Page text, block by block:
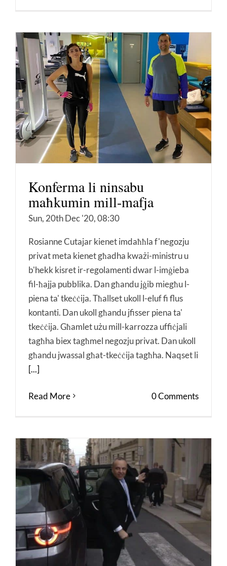
Konferma li ninsabu
maħkumin mill-mafja
Sun, 20th Dec '20, 08:30
Rosianne Cutajar kienet imdaħħla f'negozju
privat meta kienet għadha kważi-ministru u
b'hekk kisret ir-regolamenti dwar l-imġieba
fil-ħajja pubblika. Dan għandu jġib miegħu l-
piena ta' tkeċċija. Tħallset ukoll l-eluf fi flus
kontanti. Dan ukoll għandu jfisser piena ta'
tkeċċija. Għamlet użu mill-karrozza uffiċjali
tagħha biex tagħmel negozju privat. Dan ukoll
għandu jwassal għat-tkeċċija tagħha. Naqset li
[...]
Read More 0 Comments